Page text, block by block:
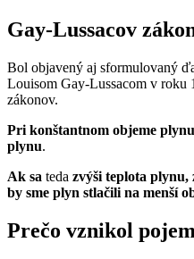
Gay-Lussacov
Bol objavený aj sformulovaný
Louisom Gay-Lussacom v roku
zákonov.
Pri konštantnom objeme
plynu.
Ak sa teda zvýši teplota plynu,
by sme plyn stlačili na menší
Prečo vznikol